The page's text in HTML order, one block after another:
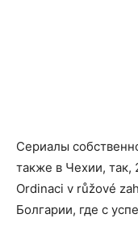
Сериалы
также в Чехии, так,
Ordinaci v růžové
Болгарии, где с